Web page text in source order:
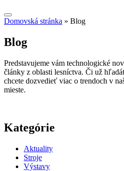
Domovská stránka » Blog
Blog
Predstavujeme vám technologické
články z oblasti lesníctva. Či už
chcete dozvedieť viac o trendoch v
mieste.
Kategórie
Aktuality
Stroje
Výstavy